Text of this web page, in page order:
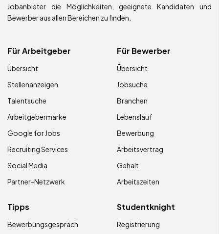
Jobanbieter die Möglichkeiten, geeignete Kandidaten und
Bewerber aus allen Bereichen zu finden.
Für Arbeitgeber
Übersicht
Stellenanzeigen
Talentsuche
Arbeitgebermarke
Google for Jobs
Recruiting Services
Social Media
Partner-Netzwerk
Für Bewerber
Übersicht
Jobsuche
Branchen
Lebenslauf
Bewerbung
Arbeitsvertrag
Gehalt
Arbeitszeiten
Tipps
Bewerbungsgespräch
Studentknight
Registrierung